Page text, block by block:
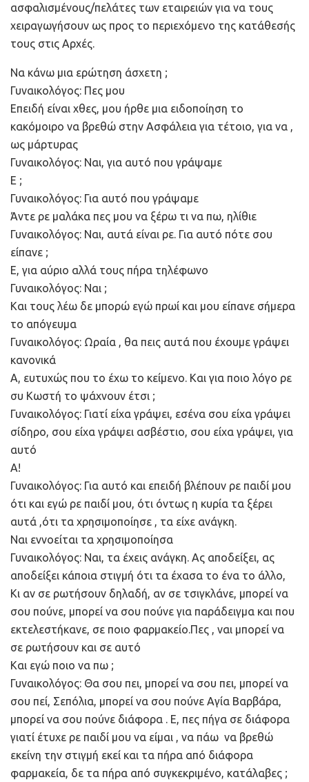
ασφαλισμένους/πελάτες των εταιρειών για να τους
χειραγωγήσουν ως προς το περιεχόμενο της κατάθεσής
τους στις Αρχές.
Να κάνω μια ερώτηση άσχετη ;
Γυναικολόγος: Πες μου
Επειδή είναι χθες, μου ήρθε μια ειδοποίηση το
κακόμοιρο να βρεθώ στην Ασφάλεια για τέτοιο, για να ,
ως μάρτυρας
Γυναικολόγος: Ναι, για αυτό που γράψαμε
Ε ;
Γυναικολόγος: Για αυτό που γράψαμε
Άντε ρε μαλάκα πες μου να ξέρω τι να πω, ηλίθιε
Γυναικολόγος: Ναι, αυτά είναι ρε. Για αυτό πότε σου
είπανε ;
Ε, για αύριο αλλά τους πήρα τηλέφωνο
Γυναικολόγος: Ναι ;
Και τους λέω δε μπορώ εγώ πρωί και μου είπανε σήμερα
το απόγευμα
Γυναικολόγος: Ωραία , θα πεις αυτά που έχουμε γράψει
κανονικά
Α, ευτυχώς που το έχω το κείμενο. Και για ποιο λόγο ρε
συ Κωστή το ψάχνουν έτσι ;
Γυναικολόγος: Γιατί είχα γράψει, εσένα σου είχα γράψει
σίδηρο, σου είχα γράψει ασβέστιο, σου είχα γράψει, για
αυτό
Α!
Γυναικολόγος: Για αυτό και επειδή βλέπουν ρε παιδί μου
ότι και εγώ ρε παιδί μου, ότι όντως η κυρία τα ξέρει
αυτά ,ότι τα χρησιμοποίησε , τα είχε ανάγκη.
Ναι εννοείται τα χρησιμοποίησα
Γυναικολόγος: Ναι, τα έχεις ανάγκη. Ας αποδείξει, ας
αποδείξει κάποια στιγμή ότι τα έχασα το ένα το άλλο,
Κι αν σε ρωτήσουν δηλαδή, αν σε τσιγκλάνε, μπορεί να
σου πούνε, μπορεί να σου πούνε για παράδειγμα και που
εκτελεστήκανε, σε ποιο φαρμακείο.Πες , ναι μπορεί να
σε ρωτήσουν και σε αυτό
Και εγώ ποιο να πω ;
Γυναικολόγος: Θα σου πει, μπορεί να σου πει, μπορεί να
σου πεί, Σεπόλια, μπορεί να σου πούνε Αγία Βαρβάρα,
μπορεί να σου πούνε διάφορα . Ε, πες πήγα σε διάφορα
γιατί έτυχε ρε παιδί μου να είμαι , να πάω να βρεθώ
εκείνη την στιγμή εκεί και τα πήρα από διάφορα
φαρμακεία, δε τα πήρα από συγκεκριμένο, κατάλαβες ;